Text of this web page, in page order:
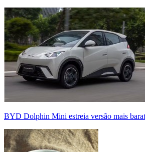
BYD Dolphin Mini estreia versão mais